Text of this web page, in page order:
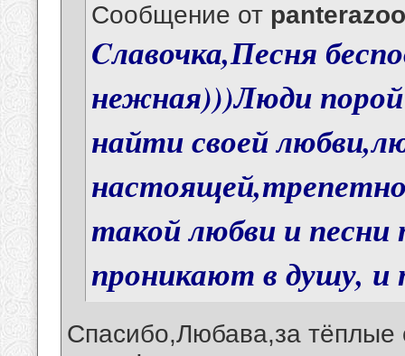
Сообщение от
Cлавочка,Песня
нежная)))Люди
найти своей
такой любви и песни
проникают в душу, и
Спасибо,Любава,за тёплые